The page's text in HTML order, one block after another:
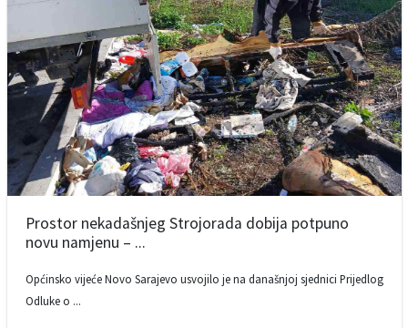
Prostor nekadašnjeg Strojorada dobija potpuno
novu namjenu – ...
Općinsko vijeće Novo Sarajevo usvojilo je na današnjoj sjednici Prijedlog
Odluke o ...